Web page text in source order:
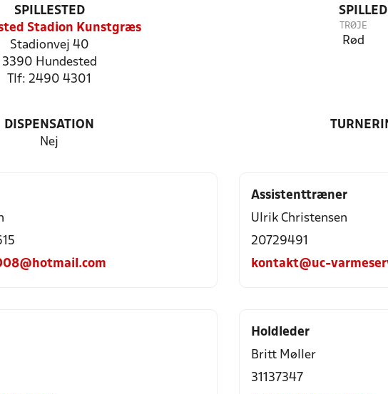
SPILLESTED
Stadion Kunstgræs
Stadionvej 40
3390 Hundested
Tlf: 2490 4301
TRØJE
Rød
DISPENSATION
Nej
Assistenttræner
Ulrik Christensen
20729491
kontakt@uc-
Holdleder
Britt Møller
31137347